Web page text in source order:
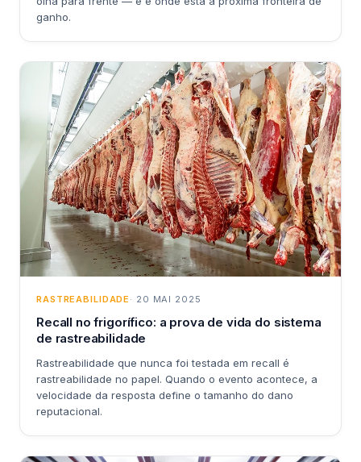
ganho.
RASTREABILIDADE · 20 MAI 2025
Recall no frigorífico: a prova de vida do sistema
de rastreabilidade
Rastreabilidade que nunca foi testada em recall é
rastreabilidade no papel. Quando o evento acontece, a
velocidade da resposta define o tamanho do dano
reputacional.